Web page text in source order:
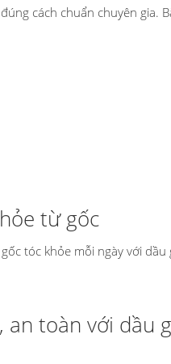
cách chuẩn chuyên gia.
từ gốc
tóc khỏe mỗi ngày với dầu
an toàn với dầu